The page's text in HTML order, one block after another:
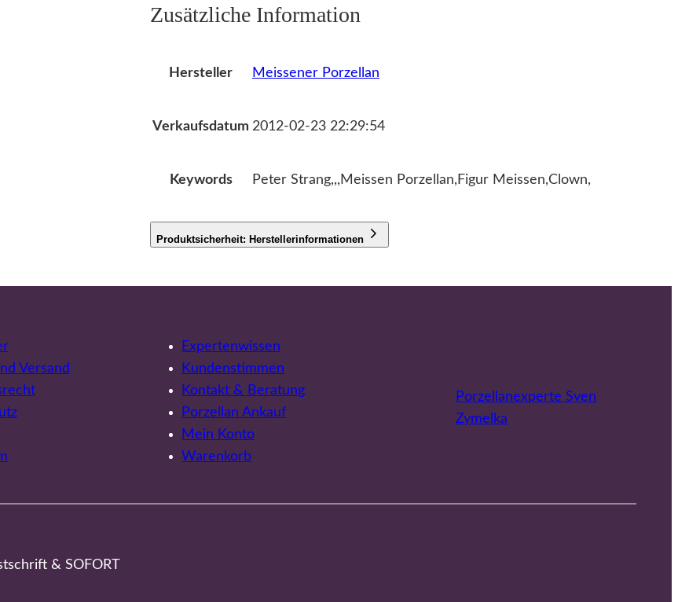
Zusätzliche Information
Hersteller Meissener Porzellan
Verkaufsdatum 2012-02-23 22:29:54
Keywords Peter Strang,,,Meissen Porzellan,Figur Meissen,Clown,
Produktsicherheit: Herstellerinformationen
Versand
Expertenwissen
Kundenstimmen
Kontakt & Beratung
Porzellan Ankauf
Mein Konto
Warenkorb
Porzellanexperte Sven
Zymelka
& SOFORT